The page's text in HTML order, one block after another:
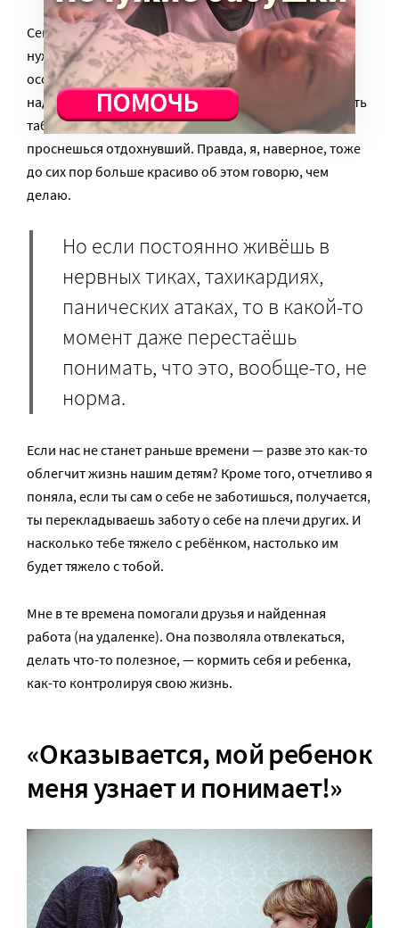
Сейчас я понимаю, что начать заниматься собой
нужно как можно раньше. Известное правило тут
особенно верно: “Сначала кислородную маску
надевает взрослый”. Оказалось, если вовремя выпить
таблетку, то спать ночью ты будешь нормально и
проснешься отдохнувший. Правда, я, наверное, тоже
до сих пор больше красиво об этом говорю, чем
делаю.
Но если постоянно живёшь в
нервных тиках, тахикардиях,
панических атаках, то в какой-то
момент даже перестаёшь
понимать, что это, вообще-то, не
норма.
Если нас не станет раньше времени — разве это как-то
облегчит жизнь нашим детям? Кроме того, отчетливо я
поняла, если ты сам о себе не заботишься, получается,
ты перекладываешь заботу о себе на плечи других. И
насколько тебе тяжело с ребёнком, настолько им
будет тяжело с тобой.
Мне в те времена помогали друзья и найденная
работа (на удаленке). Она позволяла отвлекаться,
делать что-то полезное, — кормить себя и ребенка,
как-то контролируя свою жизнь.
«Оказывается, мой ребенок
меня узнает и понимает!»